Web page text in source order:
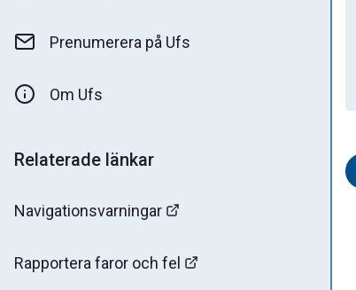
Prenumerera på Ufs
Om Ufs
Relaterade länkar
Navigationsvarningar
Rapportera faror och fel